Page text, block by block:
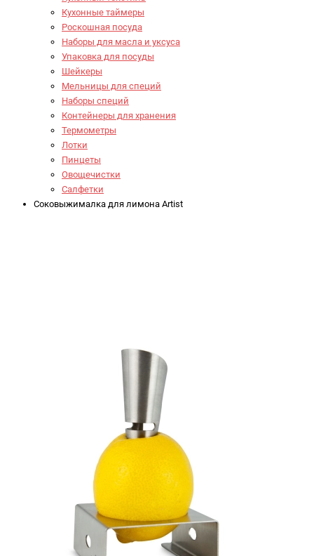
Кухонные таймеры
Роскошная посуда
Наборы для масла и уксуса
Упаковка для посуды
Шейкеры
Мельницы для специй
Наборы специй
Контейнеры для хранения
Термометры
Лотки
Пинцеты
Овощечистки
Салфетки
Соковыжималка для лимона Artist